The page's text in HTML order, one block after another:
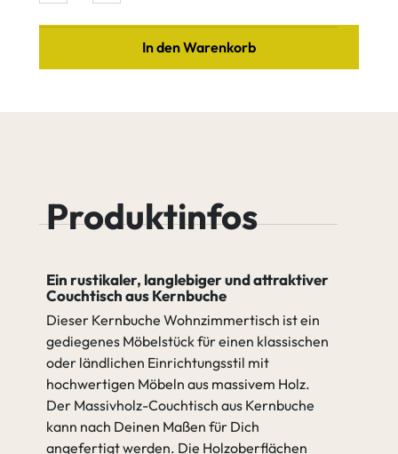
Buche weiß
Cognac
Buche Antik Buche Amara
gehen zu Spezifikation
Nicht verfüllen
Nicht
verfüllen
Äste verfüllen
(2K Wachs)
In den Warenkorb
Produktinfos
Ein rustikaler, langlebiger und attraktiver
Couchtisch aus Kernbuche
Dieser Kernbuche Wohnzimmertisch ist ein
gediegenes Möbelstück für einen klassischen
oder ländlichen Einrichtungsstil mit
hochwertigen Möbeln aus massivem Holz.
Der Massivholz-Couchtisch aus Kernbuche
kann nach Deinen Maßen für Dich
angefertigt werden. Die Holzoberflächen